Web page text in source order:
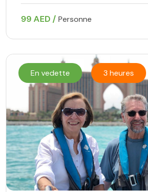
99 AED / Personne
En vedette 3 heures